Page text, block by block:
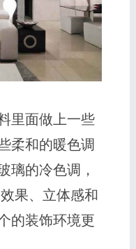
里面做上一些
柔和的暖色调
璃的冷色调，
果、立体感和
的装饰环境更